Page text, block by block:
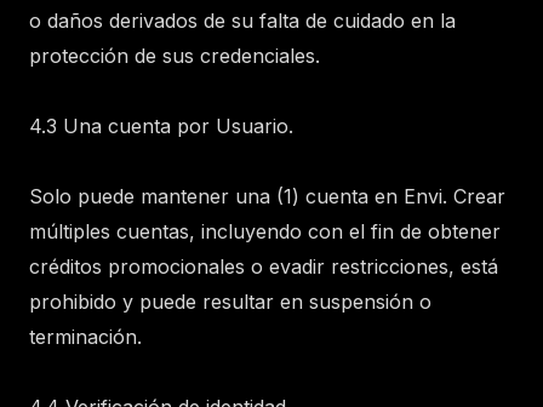
o daños derivados de su falta de cuidado en la
protección de sus credenciales.
4.3 Una cuenta por Usuario.
Solo puede mantener una (1) cuenta en Envi. Crear
múltiples cuentas, incluyendo con el fin de obtener
créditos promocionales o evadir restricciones, está
prohibido y puede resultar en suspensión o
terminación.